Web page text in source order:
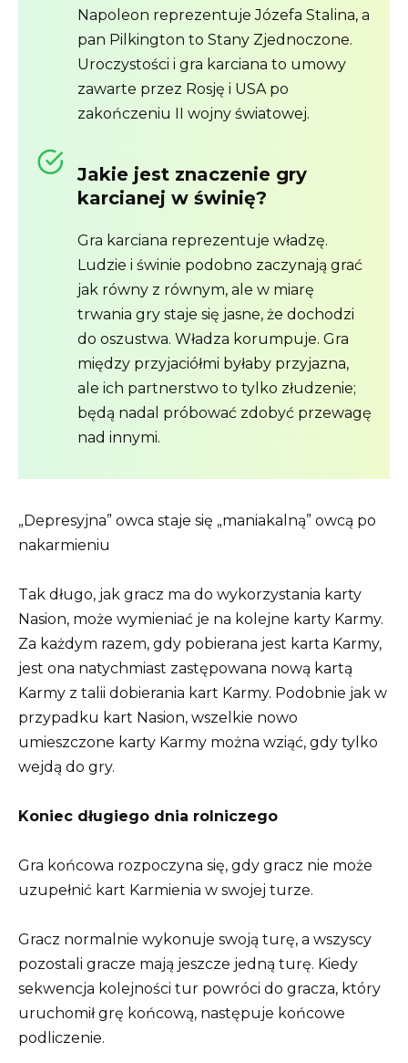
Napoleon reprezentuje Józefa Stalina, a
pan Pilkington to Stany Zjednoczone.
Uroczystości i gra karciana to umowy
zawarte przez Rosję i USA po
zakończeniu II wojny światowej.
Jakie jest znaczenie gry
karcianej w świnię?
Gra karciana reprezentuje władzę.
Ludzie i świnie podobno zaczynają grać
jak równy z równym, ale w miarę
trwania gry staje się jasne, że dochodzi
do oszustwa. Władza korumpuje. Gra
między przyjaciółmi byłaby przyjazna,
ale ich partnerstwo to tylko złudzenie;
będą nadal próbować zdobyć przewagę
nad innymi.
„Depresyjna” owca staje się „maniakalną” owcą po
nakarmieniu
Tak długo, jak gracz ma do wykorzystania karty
Nasion, może wymieniać je na kolejne karty Karmy.
Za każdym razem, gdy pobierana jest karta Karmy,
jest ona natychmiast zastępowana nową kartą
Karmy z talii dobierania kart Karmy. Podobnie jak w
przypadku kart Nasion, wszelkie nowo
umieszczone karty Karmy można wziąć, gdy tylko
wejdą do gry.
Koniec długiego dnia rolniczego
Gra końcowa rozpoczyna się, gdy gracz nie może
uzupełnić kart Karmienia w swojej turze.
Gracz normalnie wykonuje swoją turę, a wszyscy
pozostali gracze mają jeszcze jedną turę. Kiedy
sekwencja kolejności tur powróci do gracza, który
uruchomił grę końcową, następuje końcowe
podliczenie.